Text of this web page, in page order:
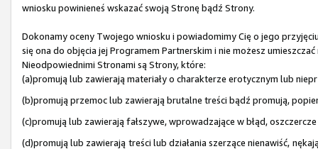
wniosku powinieneś wskazać swoją Stronę bądź Strony.
Dokonamy oceny Twojego wniosku i powiadomimy Cię o jego
się ona do objęcia jej Programem Partnerskim i nie możesz
Nieodpowiednimi Stronami są Strony, które:
(a)promują lub zawierają materiały o charakterze erotycznym lub
(b)promują przemoc lub zawierają brutalne treści bądź promują,
(c)promują lub zawierają fałszywe, wprowadzające w błąd,
(d)promują lub zawierają treści lub działania szerzące nienawiść,